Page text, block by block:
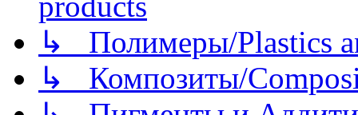
↳ Полимеры/Plastics
↳ Композиты/